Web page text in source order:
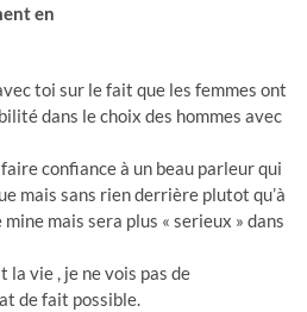
en
toi sur le fait que les femmes ont
dans le choix des hommes avec
confiance à un beau parleur qui
mais sans rien derrière plutot qu’à
mais sera plus « serieux » dans
la vie , je ne vois pas de
de fait possible.